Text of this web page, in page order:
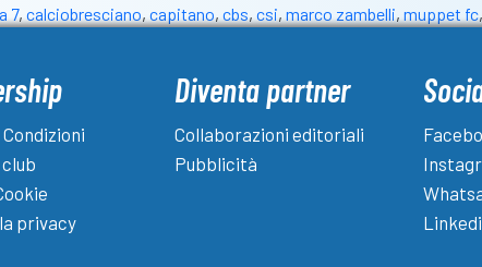
7, calciobresciano, capitano, cbs, csi, marco zambelli, muppet fc,
privacy
Diventa partner
Collaborazioni editoriali
Pubblicità